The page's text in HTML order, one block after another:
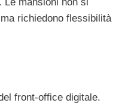
richiedono flessibilità
front-office digitale.